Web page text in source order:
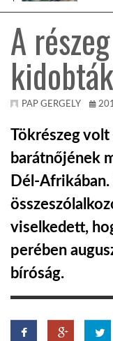
LATIN-AMERIKA
AUSZTRÁLIA
A VILÁG ITTHON
MÉDIA
GLOBOTV BP
A
PAP GERGELY
Tökrészeg
barátnőjének
Dél-Afrikában.
viselkedett,
perében
bíróság.